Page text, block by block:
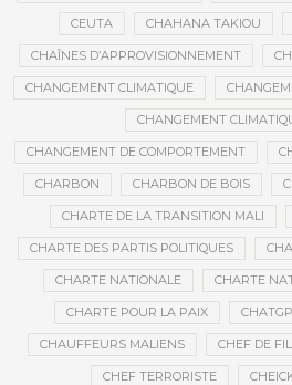
CEUTA CHAHANA TAKIOU
CHAÎNES D’APPROVISIONNEMENT
CHANGEMENT CLIMATIQUE
CHANGEMENT
CHANGEMENT DE COMPORTEMENT
CHARBON CHARBON DE BOIS
CHARTE DE LA TRANSITION MALI
CHARTE DES PARTIS POLITIQUES
CHARTE NATIONALE CHARTE
CHARTE POUR LA PAIX
CHAUFFEURS MALIENS CHEF DE
CHEF TERRORISTE